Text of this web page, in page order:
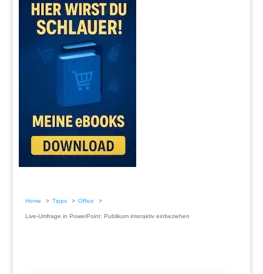
Home Tipps Office
Live-Umfrage in PowerPoint: Publikum interaktiv einbeziehen